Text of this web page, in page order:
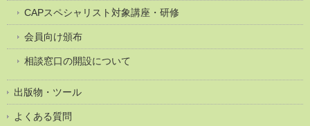
CAPスペシャリスト対象講座・研修
会員向け頒布
相談窓口の開設について
出版物・ツール
よくある質問